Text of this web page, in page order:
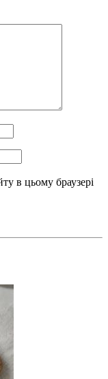
в цьому браузері